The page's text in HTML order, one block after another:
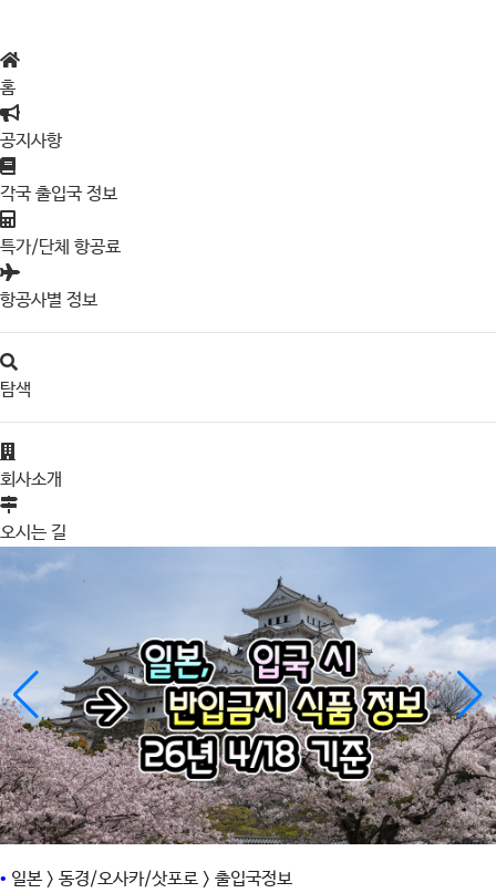
홈
공지사항
각국 출입국 정보
특가/단체 항공료
항공사별 정보
탐색
회사소개
오시는 길
• 일본 > 동경/오사카/삿포로 > 출입국정보